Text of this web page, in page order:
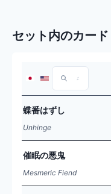
セット内のカード
蝶番はずし
Unhinge
催眠の悪鬼
Mesmeric Fiend